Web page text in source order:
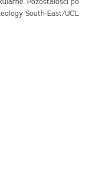
South-East/UCL